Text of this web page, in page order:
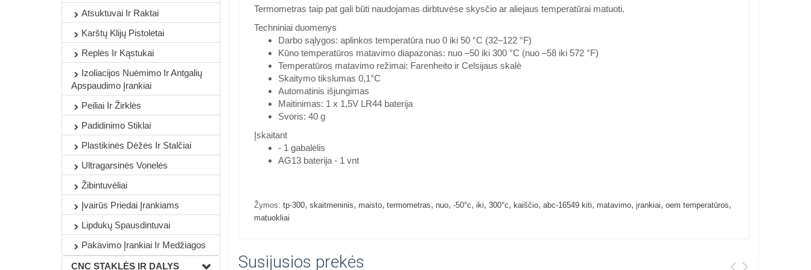
Atsuktuvai Ir Raktai
Karštų Klijų Pistoletai
Replės Ir Kąstukai
Izoliacijos Nuėmimo Ir Antgalių
Apspaudimo Įrankiai
Peiliai Ir Žirklės
Padidinimo Stiklai
Plastikinės Dėžės Ir Stalčiai
Ultragarsinės Vonelės
Žibintuvėliai
Įvairūs Priedai Įrankiams
Lipdukų Spausdintuvai
Pakavimo Įrankiai Ir Medžiagos
CNC STAKLĖS IR DALYS
Termometras taip pat gali būti naudojamas dirbtuvėse skysčio ar aliejaus temperatūrai matuoti.
Techniniai duomenys
Darbo sąlygos: aplinkos temperatūra nuo 0 iki 50 °C (32–122 °F)
Kūno temperatūros matavimo diapazonas: nuo –50 iki 300 °C (nuo –58 iki 572 °F)
Temperatūros matavimo režimai: Farenheito ir Celsijaus skalė
Skaitymo tikslumas 0,1°C
Automatinis išjungimas
Maitinimas: 1 x 1,5V LR44 baterija
Svoris: 40 g
Įskaitant
- 1 gabalėlis
AG13 baterija - 1 vnt
Žymos: tp-300, skaitmeninis, maisto, termometras, nuo, -50°c, iki, 300°c, kaiščio, abc-16549 kiti, matavimo, įrankiai, oem temperatūros,
matuokliai
Susijusios prekės